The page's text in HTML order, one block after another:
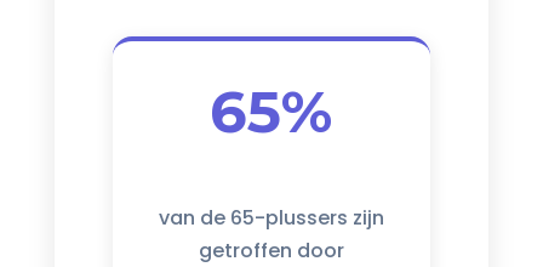
65%
van de 65-plussers zijn
getroffen door